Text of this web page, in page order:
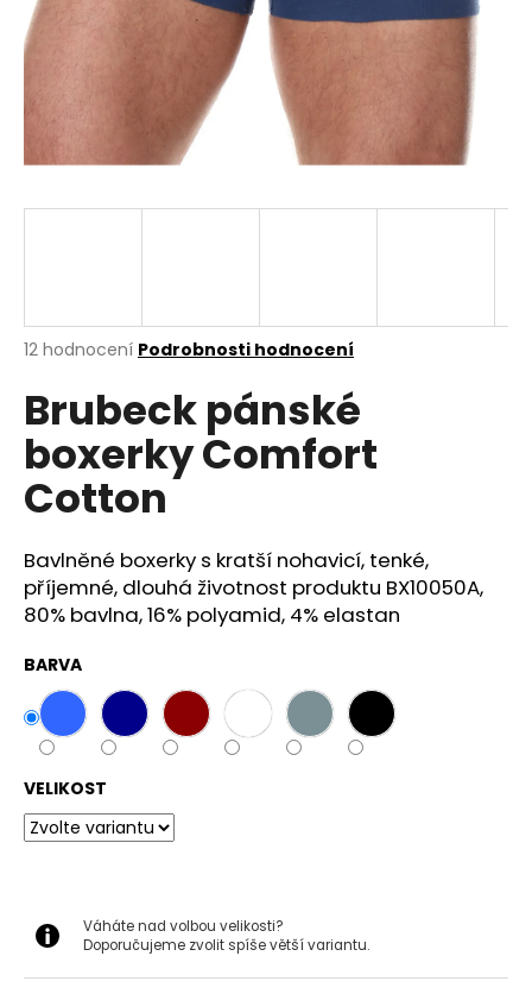
Průměrné
produktu
je
4,3
5
hvězdiček.
12 hodnocení Podrobnosti hodnocení
Brubeck pánské
boxerky Comfort
Cotton
Bavlněné boxerky s kratší nohavicí, tenké,
příjemné, dlouhá životnost produktu BX10050A,
80% bavlna, 16% polyamid, 4% elastan
BARVA
VELIKOST
Váháte nad volbou velikosti?
Doporučujeme zvolit spíše větší variantu.
a
j
?
o
p
o
r
u
u
j
e
e
BRUBECK
DÁMSKÉ
TRIČKO
S
KRÁTKÝM
RUKÁVEM
299
Kč